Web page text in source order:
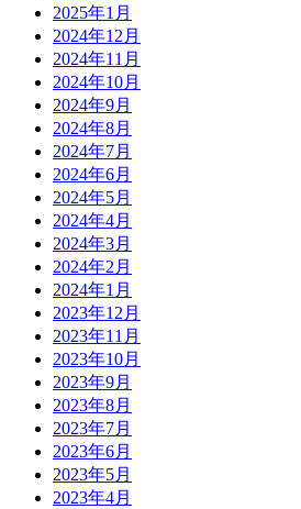
2025年1月
2024年12月
2024年11月
2024年10月
2024年9月
2024年8月
2024年7月
2024年6月
2024年5月
2024年4月
2024年3月
2024年2月
2024年1月
2023年12月
2023年11月
2023年10月
2023年9月
2023年8月
2023年7月
2023年6月
2023年5月
2023年4月